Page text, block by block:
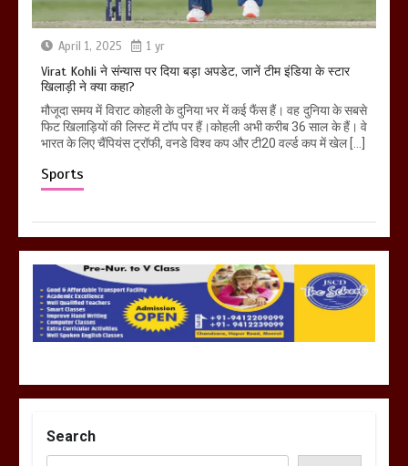
April 1, 2025 1 yr
Virat Kohli ने संन्यास पर दिया बड़ा अपडेट, जानें टीम इंडिया के स्टार
खिलाड़ी ने क्या कहा?
मौजूदा समय में विराट कोहली के दुनिया भर में कई फैंस हैं। वह दुनिया के सबसे
फिट खिलाड़ियों की लिस्ट में टॉप पर हैं।कोहली अभी करीब 36 साल के हैं। वे
भारत के लिए चैंपियंस ट्रॉफी, वनडे विश्व कप और टी20 वर्ल्ड कप में खेल […]
Sports
Search